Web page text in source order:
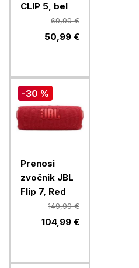
CLIP 5, bel
69,99 €
50,99 €
-30 %
Prenosi
zvočnik JBL
Flip 7, Red
149,99 €
104,99 €